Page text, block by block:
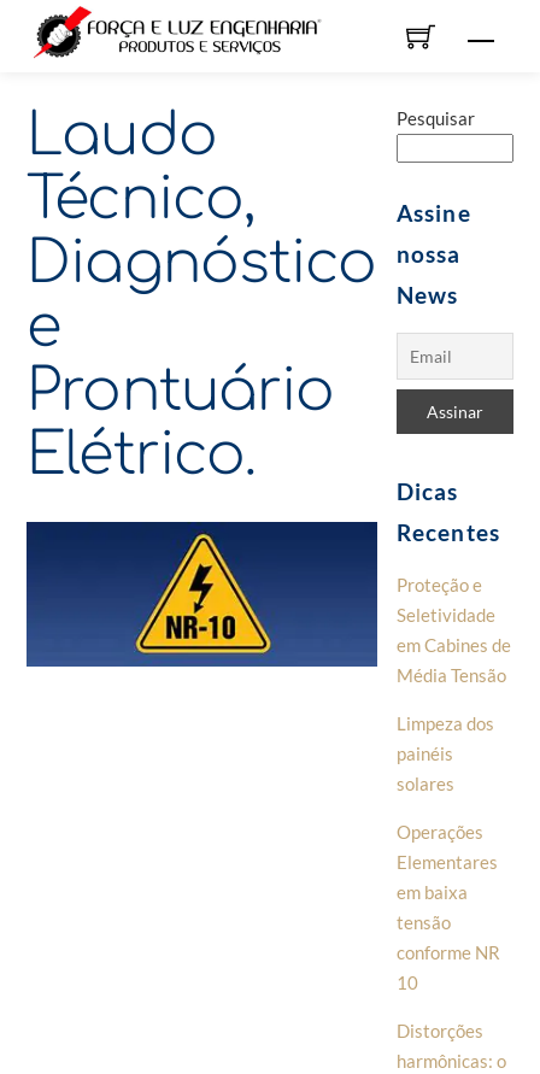
Laudo
Técnico,
Diagnóstico
e
Prontuário
Elétrico.
Pesquisar
Assine
nossa
News
Dicas
Recentes
Proteção e
Seletividade
em Cabines de
Média Tensão
Limpeza dos
painéis
solares
Operações
Elementares
em baixa
tensão
conforme NR
10
Distorções
harmônicas: o